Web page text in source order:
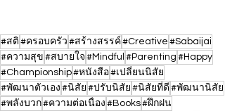
#สติ #ครอบครัว #สร้างสรรค์#Creative #Sabaijai
#ความสุข #สบายใจ #Mindful #Parenting #Happy
#Championship#หนังสือ#เปลี่ยนนิสัย
#พัฒนาตัวเอง #นิสัย #ปรับนิสัย #นิสัยที่ดี #พัฒนานิสัย
#พลังบวก#ความต่อเนื่อง #Books#ฝึกฝน